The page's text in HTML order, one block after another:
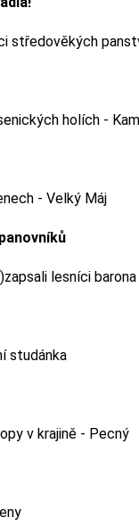
středověkých
holích -
- Velký Máj
lesníci
studánka
v krajině - Pecný